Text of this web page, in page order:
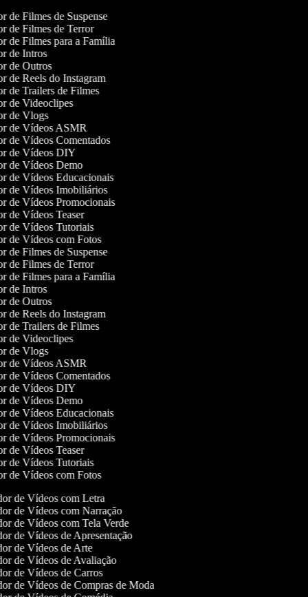
de Filmes de Suspense
de Filmes de Terror
de Filmes para a Família
de Intros
de Outros
de Reels do Instagram
de Trailers de Filmes
de Videoclipes
de Vlogs
de Vídeos ASMR
de Vídeos Comentados
de Vídeos DIY
de Vídeos Demo
de Vídeos Educacionais
de Vídeos Imobiliários
de Vídeos Promocionais
de Vídeos Teaser
de Vídeos Tutoriais
de Vídeos com Fotos
de Filmes de Suspense
de Filmes de Terror
de Filmes para a Família
de Intros
de Outros
de Reels do Instagram
de Trailers de Filmes
de Videoclipes
de Vlogs
de Vídeos ASMR
de Vídeos Comentados
de Vídeos DIY
de Vídeos Demo
de Vídeos Educacionais
de Vídeos Imobiliários
de Vídeos Promocionais
de Vídeos Teaser
de Vídeos Tutoriais
de Vídeos com Fotos
de Vídeos com Letra
de Vídeos com Narração
de Vídeos com Tela Verde
de Vídeos de Apresentação
de Vídeos de Arte
de Vídeos de Avaliação
de Vídeos de Carros
de Vídeos de Compras de Moda